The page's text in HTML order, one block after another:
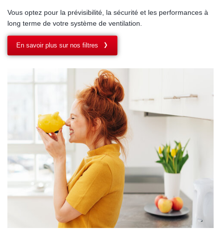
Vous optez pour la prévisibilité, la sécurité et les performances à
long terme de votre système de ventilation.
En savoir plus sur nos filtres